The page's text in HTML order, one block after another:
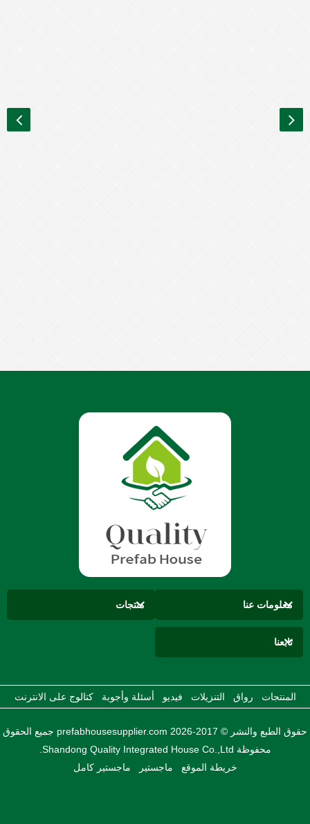
معلومات عنا منتجات
تابعنا
المنتجات رواق التنزيلات فيديو أسئلة وأجوبة كتالوج على الانترنت
حقوق الطبع والنشر © 2017-2026 prefabhousesupplier.com جميع الحقوق
محفوظة Shandong Quality Integrated House Co.,Ltd.
خريطة الموقع
ماجستير ماجستير كامل